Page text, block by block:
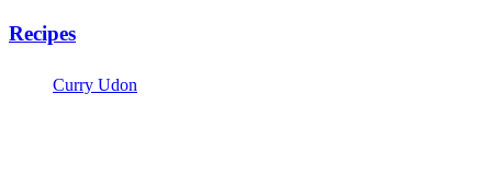
Recipes
Curry Udon